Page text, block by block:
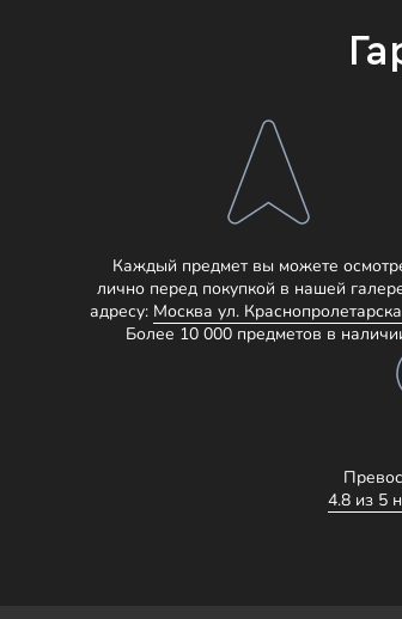
Каждый предмет вы можете
лично перед покупкой в нашей
адресу: Москва ул.
Более 10 000 предметов в
4.8 из 5